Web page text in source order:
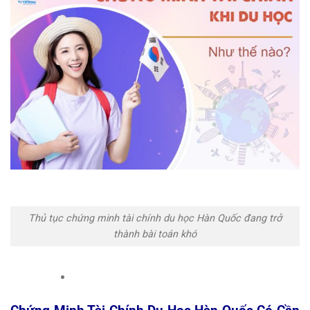
Thủ tục chứng minh tài chính du học Hàn Quốc đang trở
thành bài toán khó